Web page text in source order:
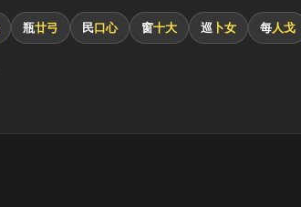
瓶廿弓 民口心 窗十大 巡 卜女 每人戈